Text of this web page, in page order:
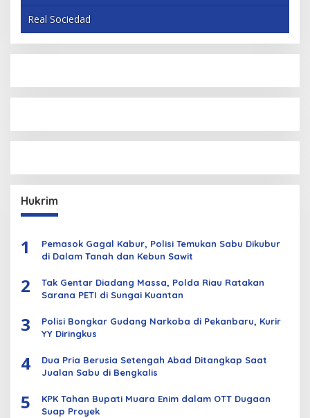
Real Sociedad
Hukrim
1
Pemasok Gagal Kabur, Polisi Temukan Sabu Dikubur
di Dalam Tanah dan Kebun Sawit
2
Tak Gentar Diadang Massa, Polda Riau Ratakan
Sarana PETI di Sungai Kuantan
3
Polisi Bongkar Gudang Narkoba di Pekanbaru, Kurir
YY Diringkus
4
Dua Pria Berusia Setengah Abad Ditangkap Saat
Jualan Sabu di Bengkalis
5
KPK Tahan Bupati Muara Enim dalam OTT Dugaan
Suap Proyek